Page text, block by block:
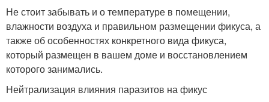
Не стоит забывать и о температуре в помещении,
влажности воздуха и правильном размещении фикуса, а
также об особенностях конкретного вида фикуса,
который размещен в вашем доме и восстановлением
которого занимались.
Нейтрализация влияния паразитов на фикус